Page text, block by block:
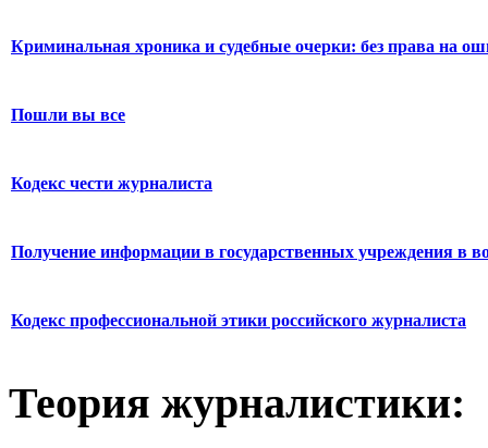
Криминальная хроника и судебные очерки: без права на
Пошли вы все
Кодекс чести журналиста
Получение информации в государственных учреждения в
Кодекс профессиональной этики российского журналиста
Теория журналистики: